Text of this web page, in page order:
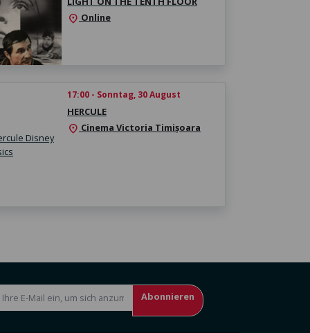
location_on Online
17:00 - Sonntag, 30 August
HERCULE
location_on Cinema Victoria Timișoara
Abonnieren